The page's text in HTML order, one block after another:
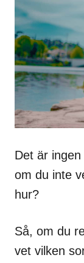
Det är
om du inte
hur?
Så, om du
vet vilken